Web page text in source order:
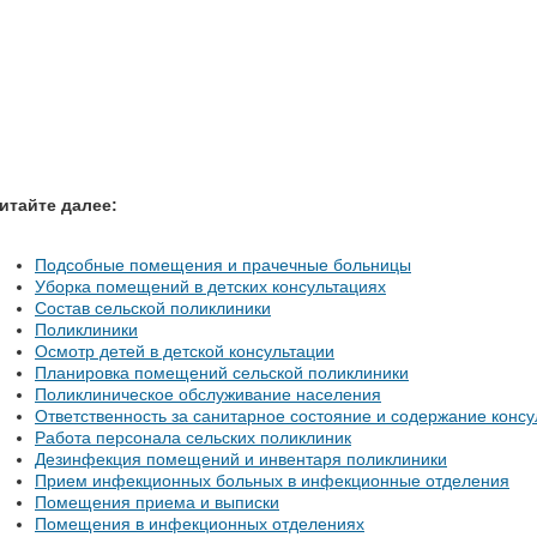
далее:
Подсобные помещения и прачечные больницы
Уборка помещений в детских консультациях
Состав сельской поликлиники
Поликлиники
Осмотр детей в детской консультации
Планировка помещений сельской поликлиники
Поликлиническое обслуживание населения
Ответственность за санитарное состояние и содержание
Работа персонала сельских поликлиник
Дезинфекция помещений и инвентаря поликлиники
Прием инфекционных больных в инфекционные отделения
Помещения приема и выписки
Помещения в инфекционных отделениях